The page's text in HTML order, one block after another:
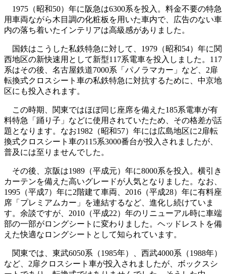
1975（昭和50）年に阪急は6300系を投入。料金不要の特急
用車両ながら木目調の化粧板を用いた車内で、広告のない車
内の落ち着いたインテリアは高級感がありました。
国鉄はこうした私鉄特急に対して、1979（昭和54）年に関
西地区の新快速用として新型117系電車を投入しました。117
系はその後、名古屋鉄道7000系「パノラマカー」など、2扉
転換式クロスシート車の私鉄特急に対抗するために、中京地
区にも投入されます。
この時期、関東ではほぼ同じ座席を備えた185系電車が有
料特急「踊り子」などに使用されていたため、その格差が話
題となります。なお1982（昭和57）年には広島地区に2扉転
換式クロスシート車の115系3000番台が投入されましたが、
普及には至りませんでした。
その後、京阪は1989（平成元）年に8000系を投入。横引き
カーテンを備えた高いグレードが人気となりました。なお、
1995（平成7）年に2階建て車両、2016（平成28）年に有料座
席「プレミアムカー」を連結するなど、進化し続けていま
す。余談ですが、2010（平成22）年のリニューアル時に車端
部の一部がロングシートに変わりました。ヘッドレストを備
えた快適なロングシートとして知られています。
関東では、東武6050系（1985年）、西武4000系（1988年）
など、2扉クロスシート車が投入されましたが、ボックスシ